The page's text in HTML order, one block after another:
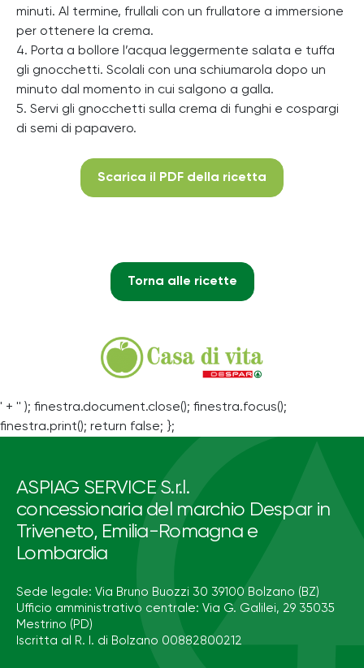
minuti. Al termine, frullali con un frullatore a immersione
per ottenere la crema.
4. Porta a bollore l’acqua leggermente salata e tuffa
gli gnocchetti. Scolali con una schiumarola dopo un
minuto dal momento in cui salgono a galla.
5. Servi gli gnocchetti sulla crema di funghi e cospargi
di semi di papavero.
Scarica il PDF della ricetta
Torna alle ricette
' + '' ); finestra.document.close(); finestra.focus();
finestra.print(); return false; };
ASPIAG SERVICE S.r.l.
concessionaria del marchio Despar in
Triveneto, Emilia-Romagna e
Lombardia
Sede legale: Via Bruno Buozzi 30 39100 Bolzano (BZ)
Ufficio amministrativo centrale: Via G. Galilei, 29 35035
Mestrino (PD)
Iscritta al R. I. di Bolzano 00882800212